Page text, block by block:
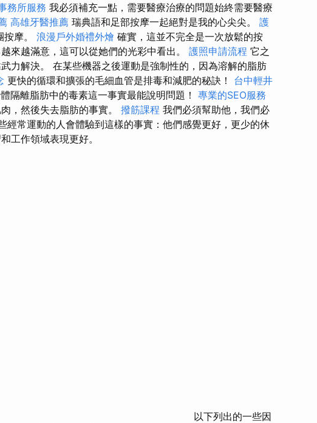
務所服務 我必須補充一點，需要醫療治療的問題始終需要醫療
高雄牙醫推薦 瑞典語和足部按摩一起絕對是我的心尖尖。 護
摩。 浪漫戶外婚禮外燴 確實，這並不完全是一次放鬆的按
來越滿意，這可以從她們的光彩中看出。 護照申請流程 它之
力解決。 在某些機器之後運動是強制性的，因為溶解的脂肪
更快的循環和擴張的毛細血管是排毒和減肥的秘訣！ 台中輕井
隔離脂肪中的毒素這一事實最能說明問題！ 專業的SEO服務
，然後失去脂肪的事實。 撥筋課程 我們必須幫助他，我們必
經常運動的人會體驗到這樣的事實：他們感覺更好，更少的休
工作領域表現更好。
以下列出的一些因